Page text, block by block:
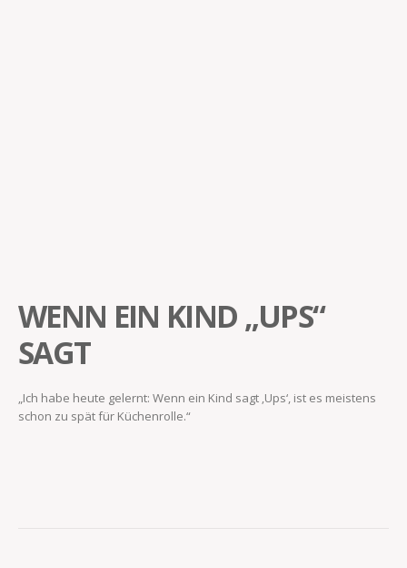
WENN EIN KIND „UPS“
SAGT
„Ich habe heute gelernt: Wenn ein Kind sagt ‚Ups‘, ist es meistens
schon zu spät für Küchenrolle.“